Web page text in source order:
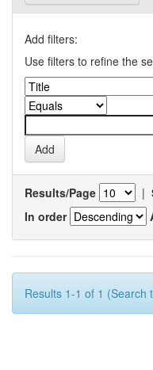
Add filters:
Use filters to refine the
Results/Page |
In order
Results 1-1 of 1 (Search